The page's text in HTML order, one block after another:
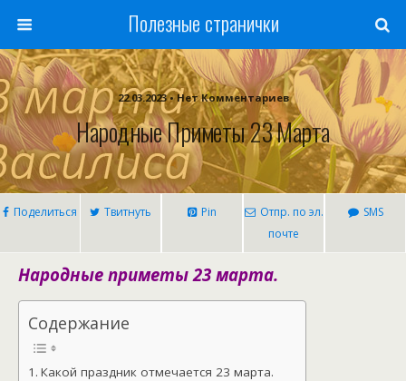
Полезные странички
22.03.2023 • Нет Комментариев
Народные Приметы 23 Марта
Поделиться Твитнуть Pin
Отпр. по эл.
почте
SMS
Народные приметы 23 марта.
Содержание
Какой праздник отмечается 23 марта.